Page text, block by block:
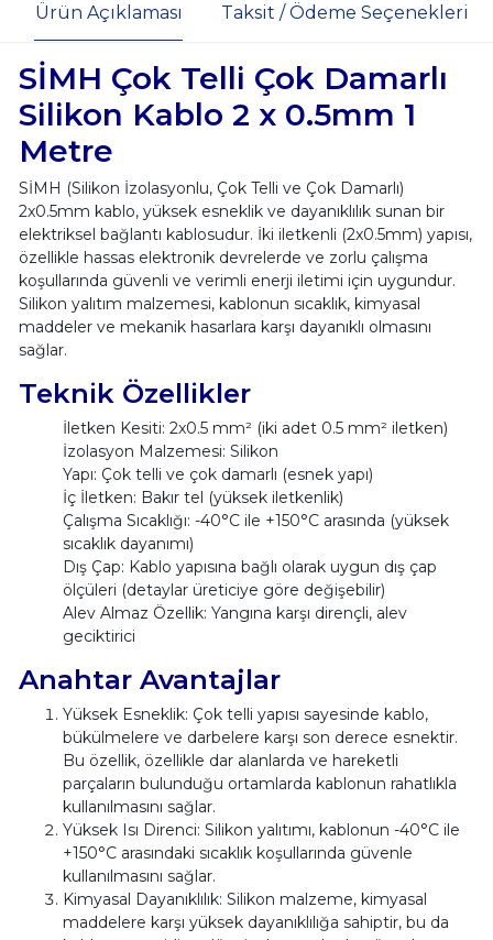
Ürün Açıklaması Taksit / Ödeme Seçenekleri
SİMH Çok Telli Çok Damarlı
Silikon Kablo 2 x 0.5mm 1
Metre
SİMH (Silikon İzolasyonlu, Çok Telli ve Çok Damarlı)
2x0.5mm kablo, yüksek esneklik ve dayanıklılık sunan bir
elektriksel bağlantı kablosudur. İki iletkenli (2x0.5mm) yapısı,
özellikle hassas elektronik devrelerde ve zorlu çalışma
koşullarında güvenli ve verimli enerji iletimi için uygundur.
Silikon yalıtım malzemesi, kablonun sıcaklık, kimyasal
maddeler ve mekanik hasarlara karşı dayanıklı olmasını
sağlar.
Teknik Özellikler
İletken Kesiti: 2x0.5 mm² (iki adet 0.5 mm² iletken)
İzolasyon Malzemesi: Silikon
Yapı: Çok telli ve çok damarlı (esnek yapı)
İç İletken: Bakır tel (yüksek iletkenlik)
Çalışma Sıcaklığı: -40°C ile +150°C arasında (yüksek
sıcaklık dayanımı)
Dış Çap: Kablo yapısına bağlı olarak uygun dış çap
ölçüleri (detaylar üreticiye göre değişebilir)
Alev Almaz Özellik: Yangına karşı dirençli, alev
geciktirici
Anahtar Avantajlar
Yüksek Esneklik: Çok telli yapısı sayesinde kablo,
bükülmelere ve darbelere karşı son derece esnektir.
Bu özellik, özellikle dar alanlarda ve hareketli
parçaların bulunduğu ortamlarda kablonun rahatlıkla
kullanılmasını sağlar.
Yüksek Isı Direnci: Silikon yalıtımı, kablonun -40°C ile
+150°C arasındaki sıcaklık koşullarında güvenle
kullanılmasını sağlar.
Kimyasal Dayanıklılık: Silikon malzeme, kimyasal
maddelere karşı yüksek dayanıklılığa sahiptir, bu da